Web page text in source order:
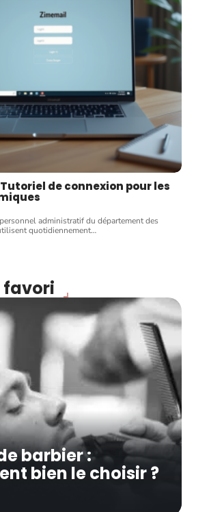
Tutoriel de connexion pour les
administratif du département des
quotidiennement…
favori
barbier :
bien le choisir ?